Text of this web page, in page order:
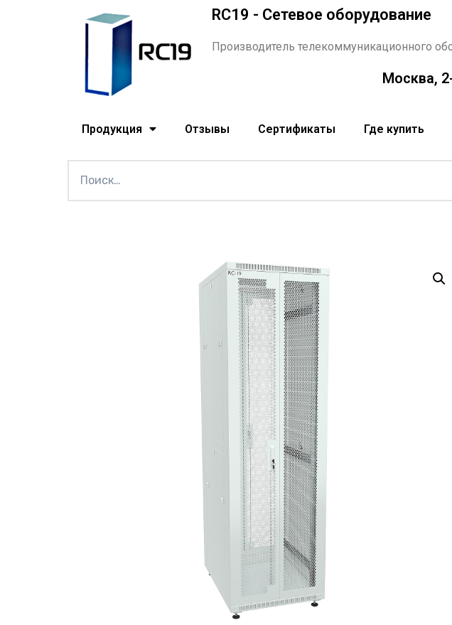
RC19 - Сетевое оборудование
Производитель телекоммуникационного
Москва,
Продукция Отзывы Сертификаты Где купить